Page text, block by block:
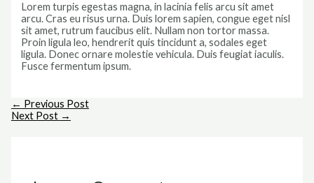
Lorem turpis egestas magna, in lacinia felis arcu sit amet
arcu. Cras eu risus urna. Duis lorem sapien, congue eget nisl
sit amet, rutrum faucibus elit. Nullam non tortor massa.
Proin ligula leo, hendrerit quis tincidunt a, sodales eget
ligula. Donec ornare molestie vehicula. Duis feugiat iaculis.
Fusce fermentum ipsum.
Post
navigation
← Previous Post
Next Post →